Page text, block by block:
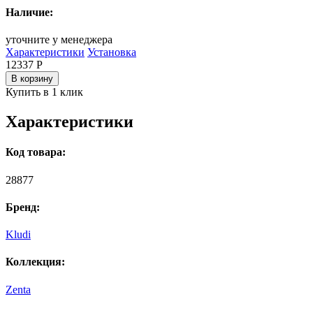
Наличие:
уточните у менеджера
Характеристики Установка
12337 Р
В корзину
Купить в 1 клик
Характеристики
Код товара:
28877
Бренд:
Kludi
Коллекция:
Zenta